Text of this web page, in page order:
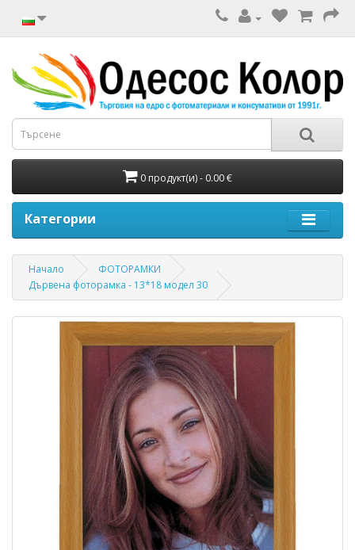
0 продукт(и) - 0.00 €
Категории
Начало
ФОТОРАМКИ
Дървена фоторамка - 13*18 модел 30